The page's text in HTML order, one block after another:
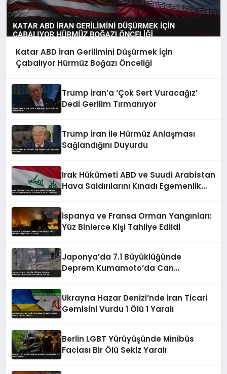
Katar ABD İran Gerilimini Düşürmek İçin
Çabalıyor Hürmüz Boğazı Önceliği
Trump İran’a ‘Çok Sert Vuracağız’
Dedi Gerilim Tırmanıyor
Trump İran ile Hürmüz Anlaşması
Sağlandığını Duyurdu
Irak Hükümeti ABD ve Suudi Arabistan
Hava Saldırılarını Kınadı Egemenlik
İspanya ve Fransa Orman Yangınları:
Yüz Binlerce Kişi Tahliye Edildi
Japonya’da 7.1 Büyüklüğünde
Deprem Kumamoto’da Can
Ukrayna Hazar Denizi’nde İran Ticari
Gemisini Vurdu 1 Ölü 1 Yaralı
Berlin LGBT Yürüyüşünde Minibüs
Faciası Bir Ölü Sekiz Yaralı